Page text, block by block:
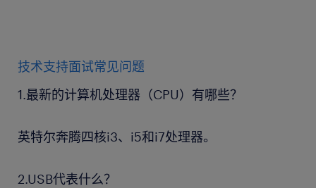
技术支持面试常见问题
1.最新的计算机处理器（CPU）有哪些？
英特尔奔腾四核i3、i5和i7处理器。
2.USB代表什么？